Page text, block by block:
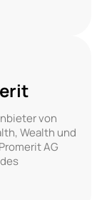
von
Wealth und
AG